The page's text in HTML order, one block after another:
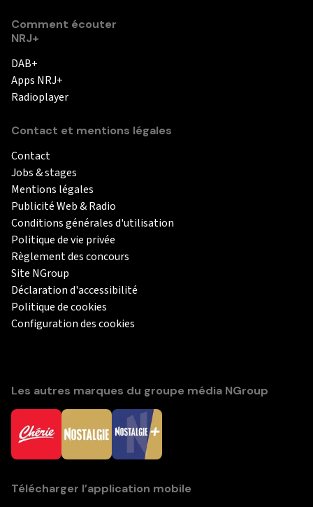
Comment écouter
NRJ+
DAB+
Apps NRJ+
Radioplayer
Contact et mentions légales
Contact
Jobs & stages
Mentions légales
Publicité Web & Radio
Conditions générales d'utilisation
Politique de vie privée
Règlement des concours
Site NGroup
Déclaration d'accessibilité
Politique de cookies
Configuration des cookies
Les autres marques du groupe média NGroup
Télécharger l’application mobile